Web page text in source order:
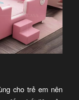
cho trẻ em nên